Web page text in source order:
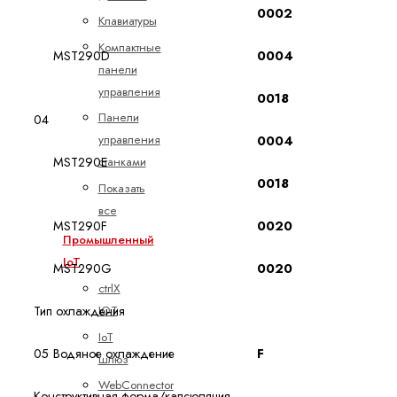
Клавиатуры
Компактные
панели
управления
Панели
управления
станками
Показать
все
Промышленный
IoT
ctrlX
IOT
IoT
шлюз
WebConnector
04
MST290D
0002
0004
0018
MST290E
0004
0018
MST290F 0020
MST290G 0020
Тип охлаждения
05 Водяное охлаждение F